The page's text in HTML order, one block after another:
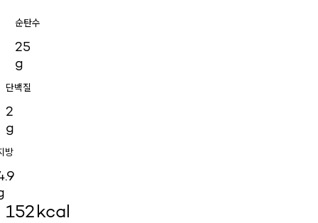
순탄수
25
g
단백질
2
g
방
152kcal